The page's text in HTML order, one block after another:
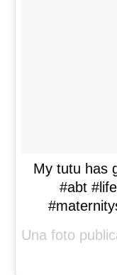
My tutu has
#abt